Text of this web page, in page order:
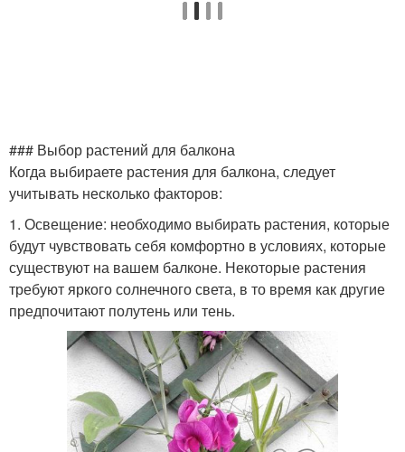
### Выбор растений для балкона
Когда выбираете растения для балкона, следует
учитывать несколько факторов:
1. Освещение: необходимо выбирать растения, которые
будут чувствовать себя комфортно в условиях, которые
существуют на вашем балконе. Некоторые растения
требуют яркого солнечного света, в то время как другие
предпочитают полутень или тень.